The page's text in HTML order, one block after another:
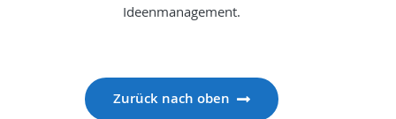
Ideenmanagement.
Zurück nach oben